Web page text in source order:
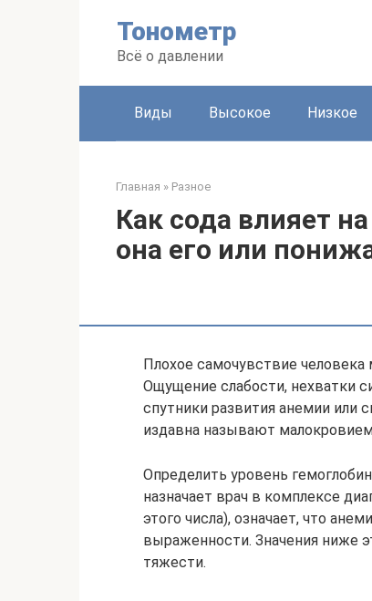
Тонометр
Всё о давлении
Виды Высокое Низкое
Главная » Разное
Как сода влияет
она его или
Плохое самочувствие
Ощущение слабости, нехватки
спутники развития анемии или
издавна называют
Определить уровень
назначает врач в комплексе
этого числа), означает, что
выраженности. Значения ниже
тяжести.